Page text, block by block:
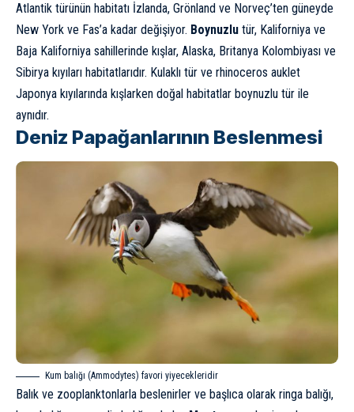
Atlantik türünün habitatı İzlanda, Grönland ve Norveç’ten güneyde
New York ve Fas’a kadar değişiyor. Boynuzlu tür, Kaliforniya ve
Baja Kaliforniya sahillerinde kışlar, Alaska, Britanya Kolombiyası ve
Sibirya kıyıları habitatlarıdır. Kulaklı tür ve rhinoceros auklet
Japonya kıyılarında kışlarken doğal habitatlar boynuzlu tür ile
aynıdır.
Deniz Papağanlarının Beslenmesi
Kum balığı (Ammodytes) favori yiyecekleridir
Balık ve zooplanktonlarla beslenirler ve başlıca olarak ringa balığı,